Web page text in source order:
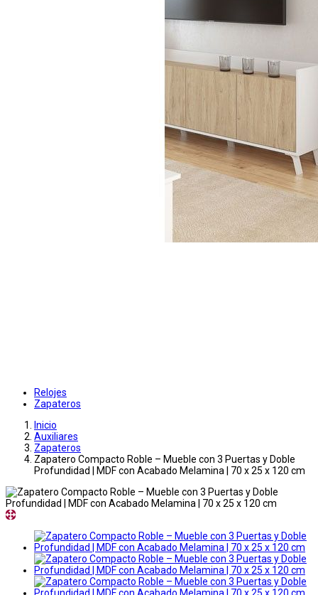
Relojes
Zapateros
Inicio
Auxiliares
Zapateros
Zapatero Compacto Roble – Mueble con 3 Puertas y Doble
Profundidad | MDF con Acabado Melamina | 70 x 25 x 120 cm